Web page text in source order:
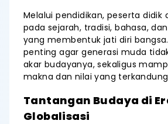
Melalui pendidikan, peserta didik
pada sejarah, tradisi, bahasa,
yang membentuk jati diri bangsa.
penting agar generasi muda
akar budayanya, sekaligus
makna dan nilai yang
Tantangan Budaya di
Globalisasi